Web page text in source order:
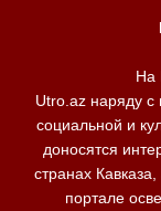
На
Utro.az наряду с
социальной и
доносятся
странах
портале